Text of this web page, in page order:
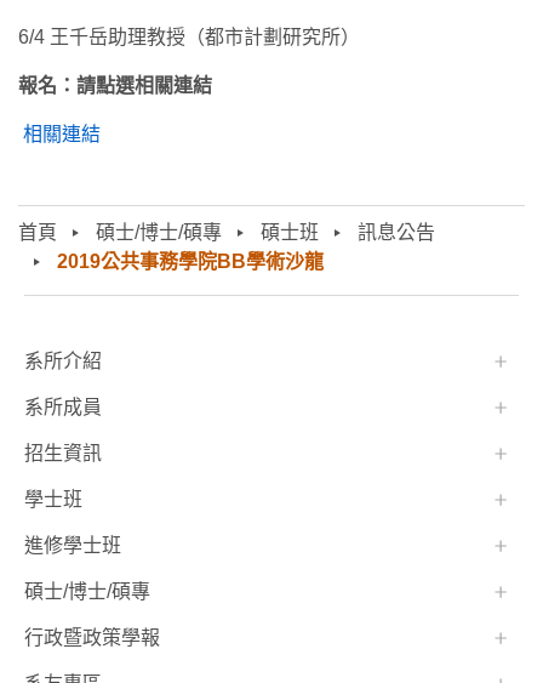
首頁 碩士/博士/碩專 碩士班
訊息公告
2019公共事務學院BB學術沙龍
6/4 王千岳助理教授（都市計劃研究所）
報名：請點選相關連結
相關連結
:::
系所介紹
系所成員
招生資訊
學士班⠀⠀
進修學士班
碩士/博士/碩專
行政暨政策學報